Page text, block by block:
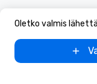
Oletko valmis